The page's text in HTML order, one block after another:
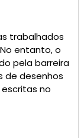
trabalhados
entanto, o
pela barreira
de desenhos
no